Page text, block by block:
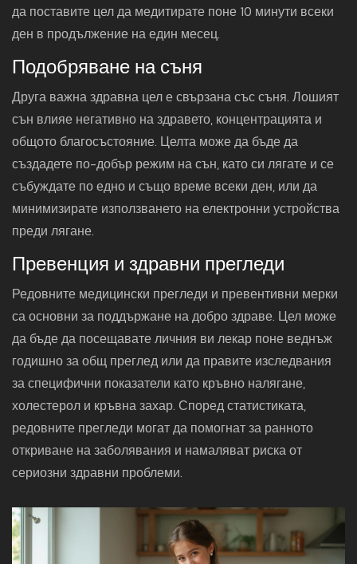
да поставите цел да медитирате поне 10 минути всеки
ден в продължение на един месец.
Подобряване на съня
Друга важна здравна цел е свързана със съня. Лошият
сън влияе негативно на здравето, концентрацията и
общото благосъстояние. Целта може да бъде да
създадете по-добър режим на сън, като си лягате и се
събуждате по едно и също време всеки ден, или да
минимизирате използването на електронни устройства
преди лягане.
Превенция и здравни прегледи
Редовните медицински прегледи и превентивни мерки
са основни за поддържане на добро здраве. Цел може
да бъде да посещавате личния ви лекар поне веднъж
годишно за общ преглед или да правите изследвания
за специфични показатели като кръвно налягане,
холестерол и кръвна захар. Според статистиката,
редовните прегледи могат да помогнат за ранното
откриване на заболявания и намаляват риска от
сериозни здравни проблеми.